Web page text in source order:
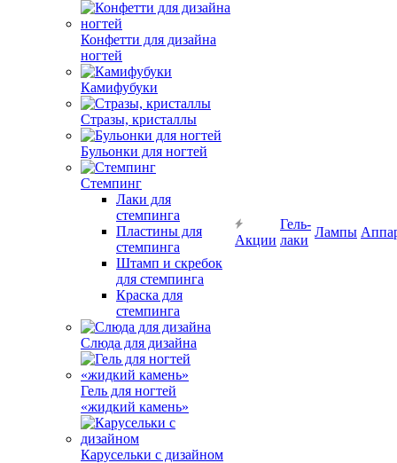
Конфетти для дизайна
ногтей
Камифубуки
Стразы, кристаллы
Бульонки для ногтей
Стемпинг
Лаки для
стемпинга
Пластины для
стемпинга
Штамп и скребок
для стемпинга
Краска для
стемпинга
Слюда для дизайна
Гель для ногтей
«жидкий камень»
Карусельки с дизайном
Акции
Гель-
лаки
Лампы